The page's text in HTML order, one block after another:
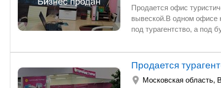
управляется
Продается офис
вывеской.В одном офисе находится
Продается
Московская область,